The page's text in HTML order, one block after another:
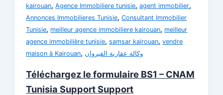
kairouan,Agence Immobiliere tunisie,agent immobilier,
Annonces Immobilieres Tunisie,Consultant Immobilier
Tunisie, meilleur agence immobiliere kairouan, meilleur
agence immobilière tunisie,samsar kairouan,vendre
maison à Kairouan, وكالة عقارية القيروان
Téléchargez le formulaire BS1 – CNAM
Tunisia Support Support